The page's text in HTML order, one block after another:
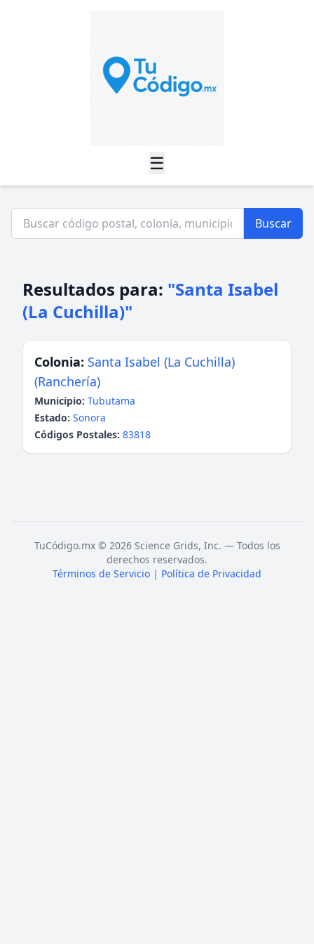
☰
Buscar
Resultados para: "Santa Isabel
(La Cuchilla)"
Colonia: Santa Isabel (La Cuchilla)
(Ranchería)
Municipio: Tubutama
Estado: Sonora
Códigos Postales: 83818
TuCódigo.mx © 2026 Science Grids, Inc. — Todos los
derechos reservados.
Términos de Servicio | Política de Privacidad